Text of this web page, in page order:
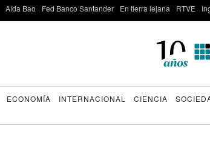
Aída Bao Fed Banco Santander En tierra lejana RTVE
ECONOMÍA INTERNACIONAL CIENCIA